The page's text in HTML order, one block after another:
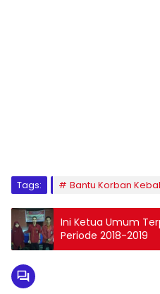
Tags: Bantu Korban
Ini Ketua Umum
Periode 2018-2019